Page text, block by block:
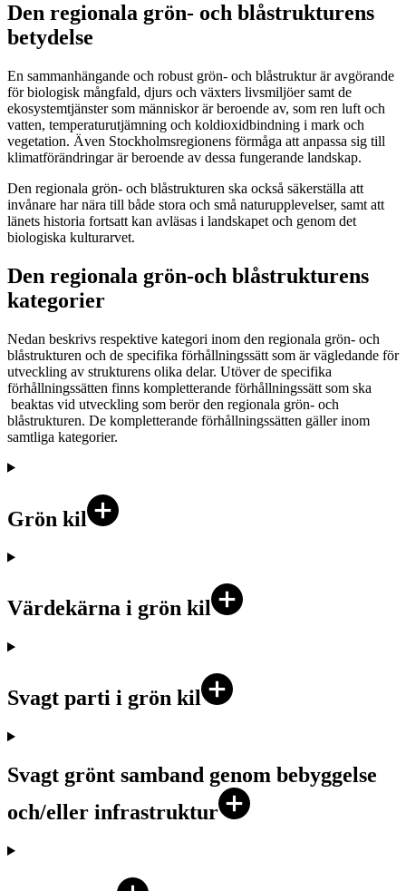
Den regionala grön- och blåstrukturens
betydelse
En sammanhängande och robust grön- och blåstruktur är avgörande
för biologisk mångfald, djurs och växters livsmiljöer samt de
ekosystemtjänster som människor är beroende av, som ren luft och
vatten, temperaturutjämning och koldioxidbindning i mark och
vegetation. Även Stockholmsregionens förmåga att anpassa sig till
klimatförändringar är beroende av dessa fungerande landskap.
Den regionala grön- och blåstrukturen ska också säkerställa att
invånare har nära till både stora och små naturupplevelser, samt att
länets historia fortsatt kan avläsas i landskapet och genom det
biologiska kulturarvet.
Den regionala grön-och blåstrukturens
kategorier
Nedan beskrivs respektive kategori inom den regionala grön- och
blåstrukturen och de specifika förhållningssätt som är vägledande för
utveckling av strukturens olika delar. Utöver de specifika
förhållningssätten finns kompletterande förhållningssätt som ska
beaktas vid utveckling som berör den regionala grön- och
blåstrukturen. De kompletterande förhållningssätten gäller inom
samtliga kategorier.
Grön kil
Värdekärna i grön kil
Svagt parti i grön kil
Svagt grönt samband genom bebyggelse
och/eller infrastruktur